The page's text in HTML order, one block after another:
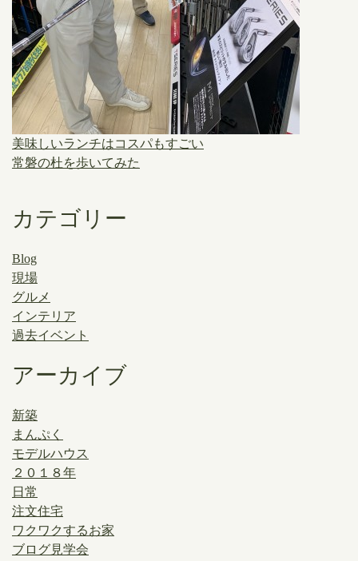
美味しいランチはコスパもすごい
常磐の杜を歩いてみた
カテゴリー
Blog
現場
グルメ
インテリア
過去イベント
アーカイブ
新築
まんぷく
モデルハウス
２０１８年
日常
注文住宅
ワクワクするお家
ブログ見学会